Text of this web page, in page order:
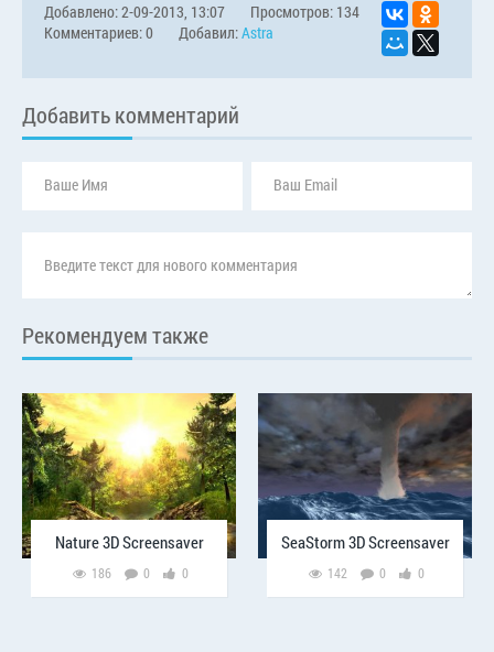
Добавлено: 2-09-2013, 13:07
Просмотров: 134
Комментариев: 0
Добавил:Astra
Добавить комментарий
Рекомендуем также
Nature 3D Screensaver
186 0 0
SeaStorm 3D Screensaver
142 0 0